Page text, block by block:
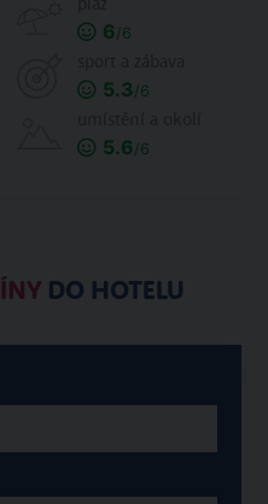
6/6
5.3/6
5.6/6
DO HOTELU